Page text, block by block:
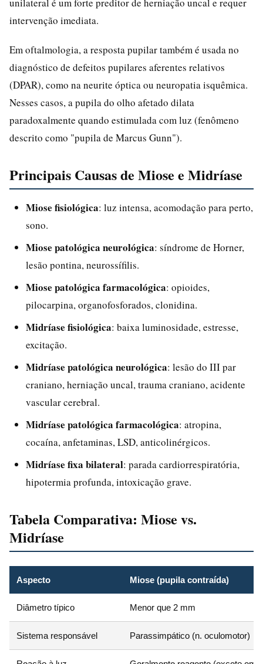
intervenção imediata.
Em oftalmologia, a resposta pupilar também é usada no
diagnóstico de defeitos pupilares aferentes relativos
(DPAR), como na neurite óptica ou neuropatia isquêmica.
Nesses casos, a pupila do olho afetado dilata
paradoxalmente quando estimulada com luz (fenômeno
descrito como "pupila de Marcus Gunn").
Principais Causas de Miose e Midríase
Miose fisiológica: luz intensa, acomodação para perto,
sono.
Miose patológica neurológica: síndrome de Horner,
lesão pontina, neurossífilis.
Miose patológica farmacológica: opioides,
pilocarpina, organofosforados, clonidina.
Midríase fisiológica: baixa luminosidade, estresse,
excitação.
Midríase patológica neurológica: lesão do III par
craniano, herniação uncal, trauma craniano, acidente
vascular cerebral.
Midríase patológica farmacológica: atropina,
cocaína, anfetaminas, LSD, anticolinérgicos.
Midríase fixa bilateral: parada cardiorrespiratória,
hipotermia profunda, intoxicação grave.
Tabela Comparativa: Miose vs.
Midríase
Aspecto Miose (pupila contraída)
Diâmetro típico Menor que 2 mm
Sistema responsável Parassimpático (n. oculomotor)